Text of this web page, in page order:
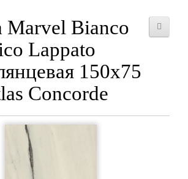
Marvel Bianco
Lappato
150x75
Concorde